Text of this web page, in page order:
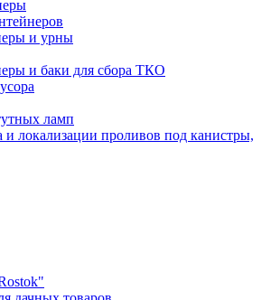
и урны
и баки для сбора ТКО
ламп
локализации проливов под канистры,